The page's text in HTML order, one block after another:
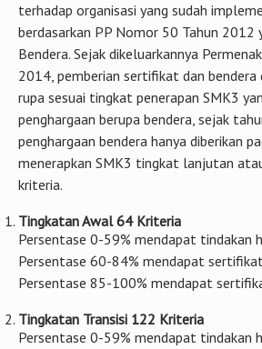
terhadap organisasi yang sudah
berdasarkan PP Nomor 50 Tahun
Bendera. Sejak dikeluarkannya
2014, pemberian sertifikat dan bendera
rupa sesuai tingkat penerapan SMK3
penghargaan berupa bendera, sejak
penghargaan bendera hanya diberikan
menerapkan SMK3 tingkat lanjutan
kriteria.
Tingkatan Awal 64 Kriteria
Persentase 0-59% mendapat tindakan
Persentase 60-84% mendapat
Persentase 85-100% mendapat
Tingkatan Transisi 122 Kriteria
Persentase 0-59% mendapat tindakan